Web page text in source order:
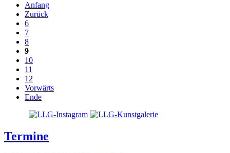
Anfang
Zurück
6
7
8
9
10
11
12
Vorwärts
Ende
Termine